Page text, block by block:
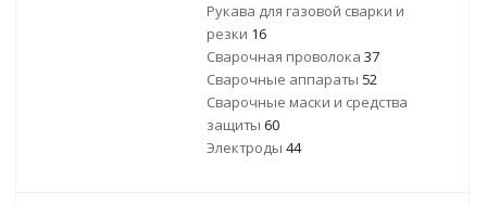
Рукава для газовой сварки и
резки 16
Сварочная проволока 37
Сварочные аппараты 52
Сварочные маски и средства
защиты 60
Электроды 44